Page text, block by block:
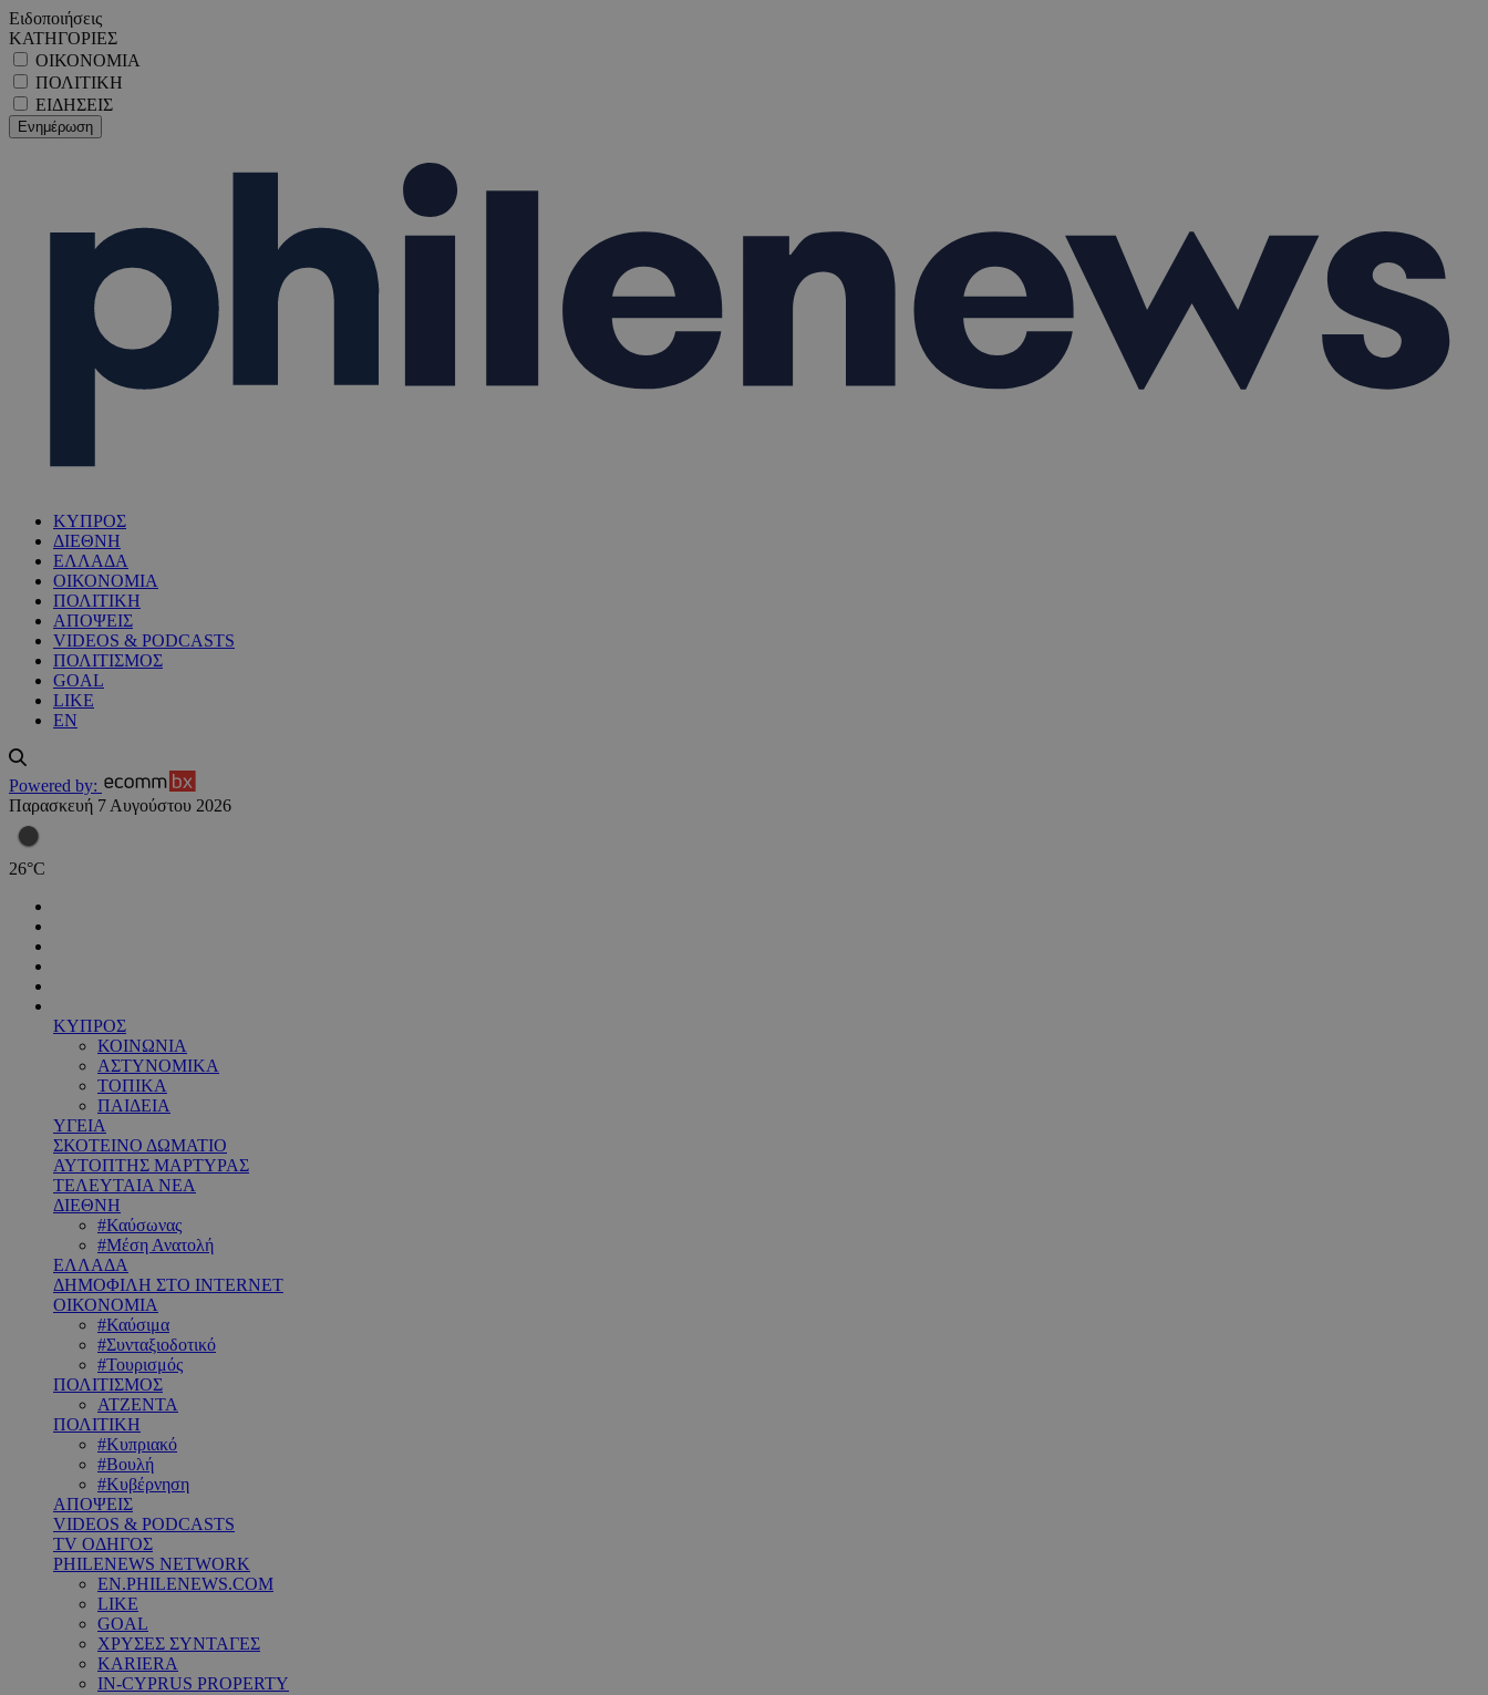
Ειδοποιήσεις
ΚΑΤΗΓΟΡΙΕΣ
ΟΙΚΟΝΟΜΙΑ
ΠΟΛΙΤΙΚΗ
ΕΙΔΗΣΕΙΣ
ΚΥΠΡΟΣ
ΔΙΕΘΝΗ
ΕΛΛΑΔΑ
ΟΙΚΟΝΟΜΙΑ
ΠΟΛΙΤΙΚΗ
ΑΠΟΨΕΙΣ
VIDEOS & PODCASTS
ΠΟΛΙΤΙΣΜΟΣ
GOAL
LIKE
EN
Powered by:
Παρασκευή 7 Αυγούστου 2026
26°C
ΚΥΠΡΟΣ
ΚΟΙΝΩΝΙΑ
ΑΣΤΥΝΟΜΙΚΑ
ΤΟΠΙΚΑ
ΠΑΙΔΕΙΑ
ΥΓΕΙΑ
ΣΚΟΤΕΙΝΟ ΔΩΜΑΤΙΟ
ΑΥΤΟΠΤΗΣ ΜΑΡΤΥΡΑΣ
ΤΕΛΕΥΤΑΙΑ ΝΕΑ
ΔΙΕΘΝΗ
#Καύσωνας
#Μέση Ανατολή
ΕΛΛΑΔΑ
ΔΗΜΟΦΙΛΗ ΣΤΟ INTERNET
ΟΙΚΟΝΟΜΙΑ
#Καύσιμα
#Συνταξιοδοτικό
#Τουρισμός
ΠΟΛΙΤΙΣΜΟΣ
ΑΤΖΕΝΤΑ
ΠΟΛΙΤΙΚΗ
#Κυπριακό
#Βουλή
#Κυβέρνηση
ΑΠΟΨΕΙΣ
VIDEOS & PODCASTS
TV ΟΔΗΓΟΣ
PHILENEWS NETWORK
EN.PHILENEWS.COM
LIKE
GOAL
ΧΡΥΣΕΣ ΣΥΝΤΑΓΕΣ
KARIERA
IN-CYPRUS PROPERTY